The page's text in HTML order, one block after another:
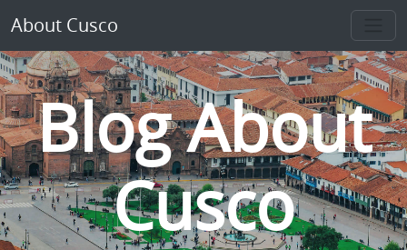
About Cusco
Blog About
Cusco